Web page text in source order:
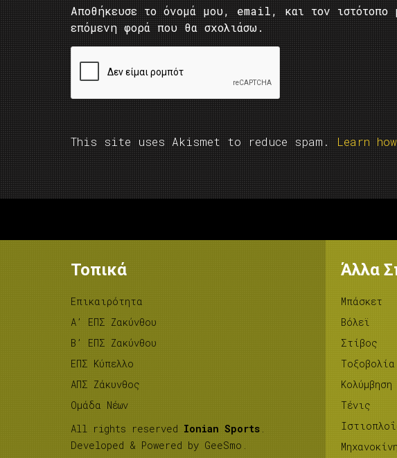
Αποθήκευσε το όνομά μου, email, και τον ιστότοπο
επόμενη φορά που θα σχολιάσω.
This site uses Akismet to reduce spam. Learn
Τοπικά
Επικαιρότητα
A’ ΕΠΣ Ζακύνθου
B’ ΕΠΣ Ζακύνθου
ΕΠΣ Κύπελλο
ΑΠΣ Ζάκυνθος
Ομάδα Νέων
All rights reserved Ionian Sports .
Developed & Powered by GeeSmo .
Άλλα
Μπάσκετ
Βόλεϊ
Στίβος
Tοξοβολία
Κολύμβηση
Τένις